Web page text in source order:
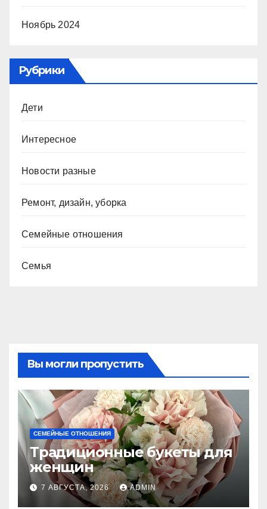
Ноябрь 2024
Рубрики
Дети
Интересное
Новости разные
Ремонт, дизайн, уборка
Семейные отношения
Семья
Вы могли пропустить
СЕМЕЙНЫЕ ОТНОШЕНИЯ
Традиционные букеты для
женщин
7 АВГУСТА, 2026 ADMIN